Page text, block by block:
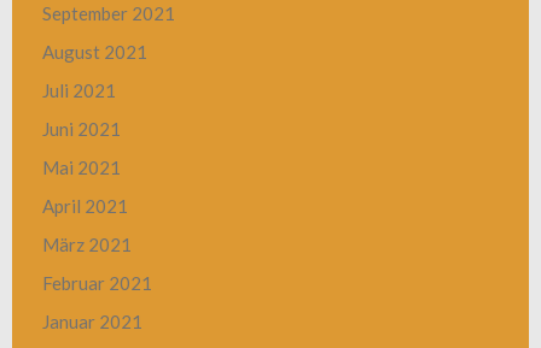
September 2021
August 2021
Juli 2021
Juni 2021
Mai 2021
April 2021
März 2021
Februar 2021
Januar 2021